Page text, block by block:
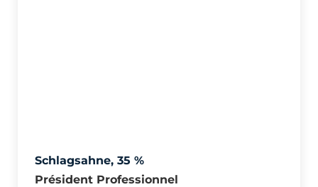
Schlagsahne, 35 %
Président Professionnel